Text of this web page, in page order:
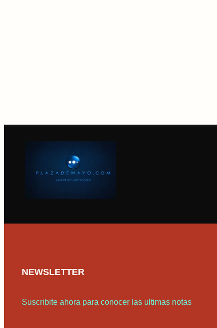
NEWSLETTER
Suscribite ahora para conocer las ultimas notas